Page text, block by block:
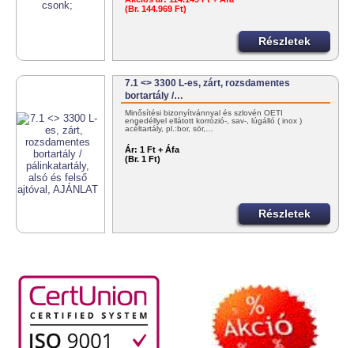
(Br. 144.969 Ft)
Részletek
7.1 <> 3300 L-es, zárt, rozsdamentes
bortartály /…
Minősítési bizonyítvánnyal és szlovén OÉTI
engedéllyel ellátott korrózió-, sav-, lúgálló ( inox )
acéltartály, pl.:bor, sör,…
Ár: 1 Ft + Áfa
(Br. 1 Ft)
Részletek